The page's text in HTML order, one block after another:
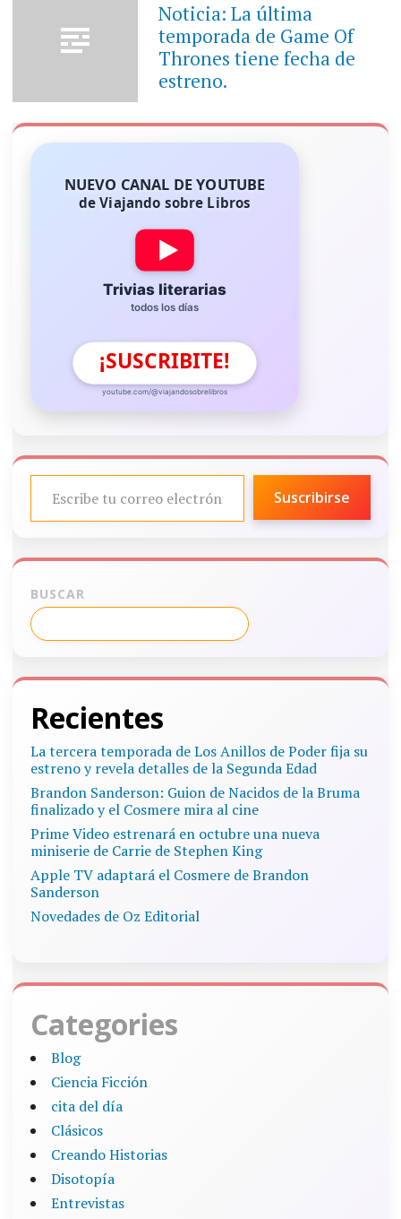
Noticia: La última
temporada de Game Of
Thrones tiene fecha de
estreno.
NUEVO CANAL DE YOUTUBE
de Viajando sobre Libros
Trivias literarias
todos los días
¡SUSCRIBITE!
youtube.com/@viajandosobrelibros
ESCRIBE TU CORREO ELECTRÓNICO…
Suscribirse
BUSCAR
Recientes
La tercera temporada de Los Anillos de Poder fija su
estreno y revela detalles de la Segunda Edad
Brandon Sanderson: Guion de Nacidos de la Bruma
finalizado y el Cosmere mira al cine
Prime Video estrenará en octubre una nueva
miniserie de Carrie de Stephen King
Apple TV adaptará el Cosmere de Brandon
Sanderson
Novedades de Oz Editorial
Categories
Blog
Ciencia Ficción
cita del día
Clásicos
Creando Historias
Disotopía
Entrevistas